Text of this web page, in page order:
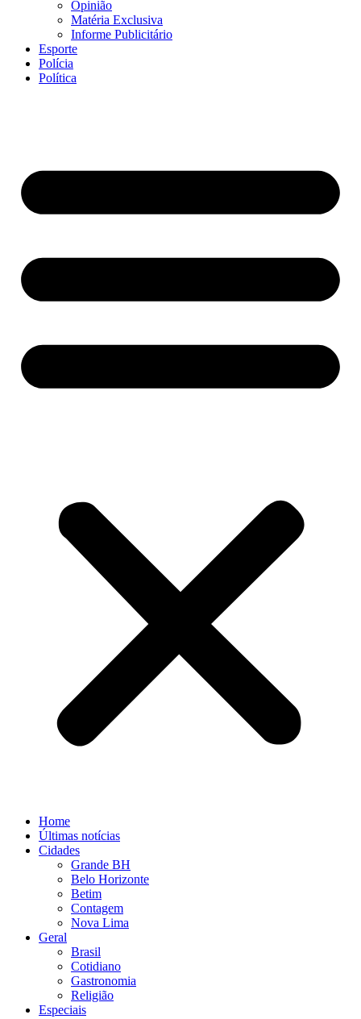
Opinião
Matéria Exclusiva
Informe Publicitário
Esporte
Polícia
Política
Home
Últimas notícias
Cidades
Grande BH
Belo Horizonte
Betim
Contagem
Nova Lima
Geral
Brasil
Cotidiano
Gastronomia
Religião
Especiais